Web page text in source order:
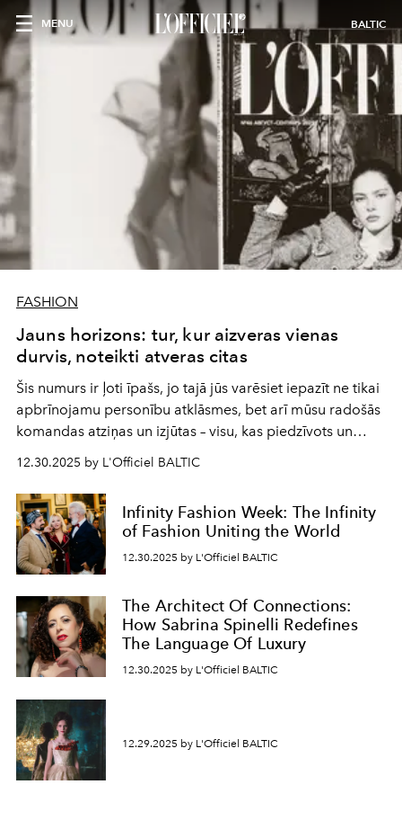
MENU BALTIC
FASHION
Jauns horizons: tur, kur aizveras vienas
durvis, noteikti atveras citas
Šis numurs ir ļoti īpašs, jo tajā jūs varēsiet iepazīt ne tikai
apbrīnojamu personību atklāsmes, bet arī mūsu radošās
komandas atziņas un izjūtas – visu, kas piedzīvots un
pārdzīvots šo gandrīz 20 gadu laikā, veidojot žurnālu.
Šajā brīdī mums svarīgi pateikties visiem, kas bija kopā
ar mums. Tās nav atvadas, bet gan cita, jauna ceļa
sākums. Ar vissirsnīgākajiem laba vēlējumiem jūsu
L’Officiel Baltic
komanda.
12.30.2025 by L'Officiel BALTIC
Infinity Fashion Week: The Infinity
of Fashion Uniting the World
12.30.2025 by L'Officiel BALTIC
The Architect Of Connections:
How Sabrina Spinelli Redefines
The Language Of Luxury
12.30.2025 by L'Officiel BALTIC
12.29.2025 by L'Officiel BALTIC